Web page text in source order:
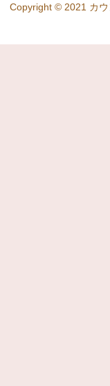
Copyright © 2021 カ